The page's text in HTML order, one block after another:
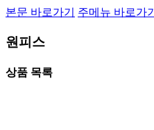
본문 바로가기 주메뉴 바로가기
원피스
상품 목록